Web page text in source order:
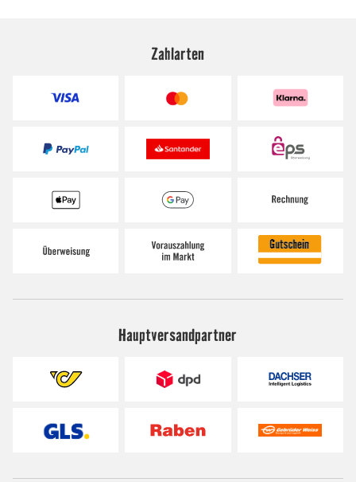
Zahlarten
Hauptversandpartner